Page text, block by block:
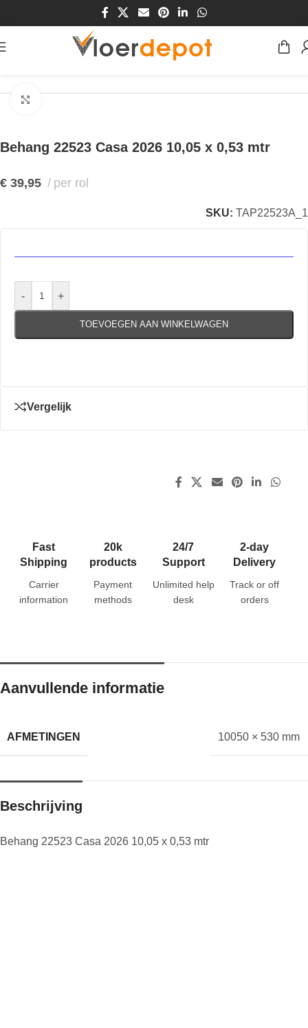
Behang 22523 Casa 2026 10,05 x 0,53 mtr
€ 39,95 per rol
SKU: TAP22523A_1
- +
TOEVOEGEN AAN WINKELWAGEN
Vergelijk
Fast
Shipping
Carrier
information
20k
products
Payment
methods
24/7
Support
Unlimited help
desk
2-day
Delivery
Track or off
orders
Aanvullende informatie
AFMETINGEN 10050 × 530 mm
Beschrijving
Behang 22523 Casa 2026 10,05 x 0,53 mtr